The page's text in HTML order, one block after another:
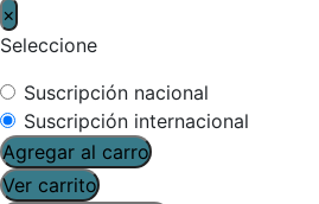
×
Seleccione
Suscripción nacional
Suscripción internacional
Agregar al carro
Ver carrito